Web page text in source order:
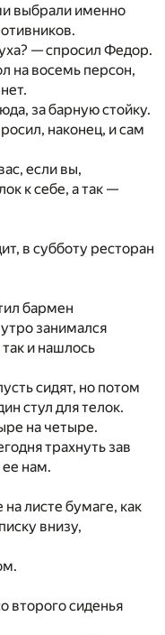
выбрали именно
— спросил Федор.
на восемь персон,
за барную стойку.
наконец, и сам
если вы,
к себе, а так —
в субботу ресторан
бармен
занимался
и нашлось
сидят, но потом
стул для телок.
на четыре.
трахнуть зав
нам.
листе бумаге, как
внизу,
второго сиденья